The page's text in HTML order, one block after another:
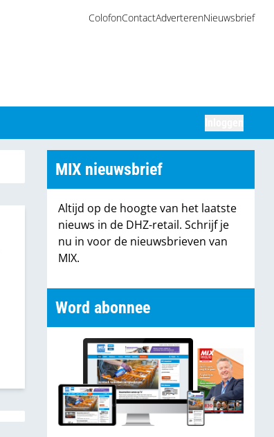
ColofonContactAdverterenNieuwsbrief
MIX nieuwsbrief
Altijd op de hoogte van het laatste
nieuws in de DHZ-retail. Schrijf je
nu in voor de nieuwsbrieven van
MIX.
Word abonnee